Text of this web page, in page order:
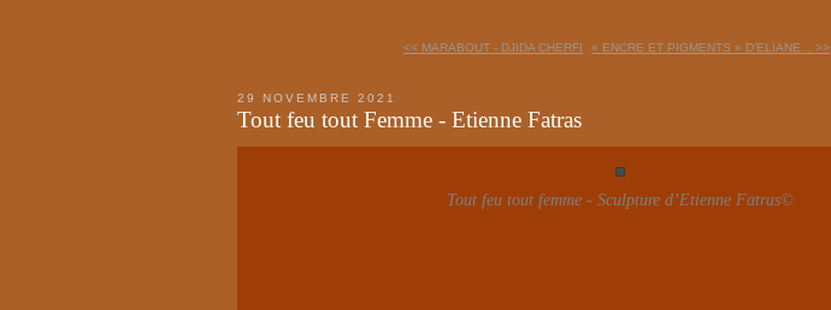
<< MARABOUT - DJIDA CHERFI « ENCRE ET PIGMENTS » D’ELIANE... >>
29 NOVEMBRE 2021
Tout feu tout Femme - Etienne Fatras
Tout feu tout femme - Sculpture d’Etienne Fatras©